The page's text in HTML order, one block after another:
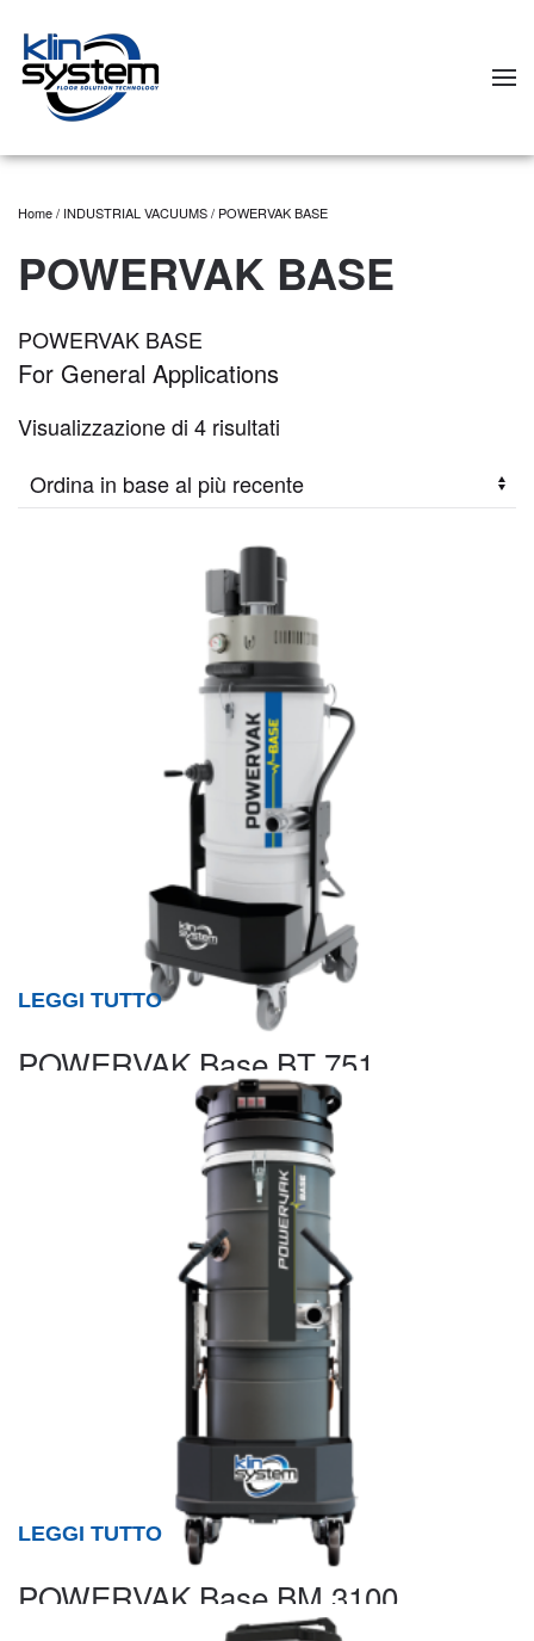
Skip to main content
Home/ INDUSTRIAL VACUUMS/ POWERVAK BASE
POWERVAK BASE
POWERVAK BASE
For General Applications
Visualizzazione di 4 risultati
POWERVAK Base BT 751
LEGGI TUTTO
POWERVAK Base BM 3100
LEGGI TUTTO